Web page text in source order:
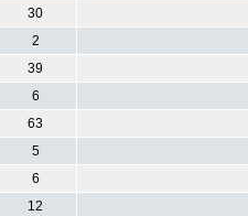
30
2
39
6
63
5
6
12